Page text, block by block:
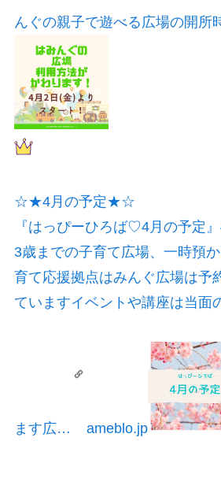
んぐの親子で遊べる広場の開所
☆★4月の予定★☆
『はっぴーひろば♡4月の予定』
3歳までの子育て広場、一時預
育て応援拠点はみんぐ広場は予
ていますイベントや講座は当面
ます広… ameblo.jp